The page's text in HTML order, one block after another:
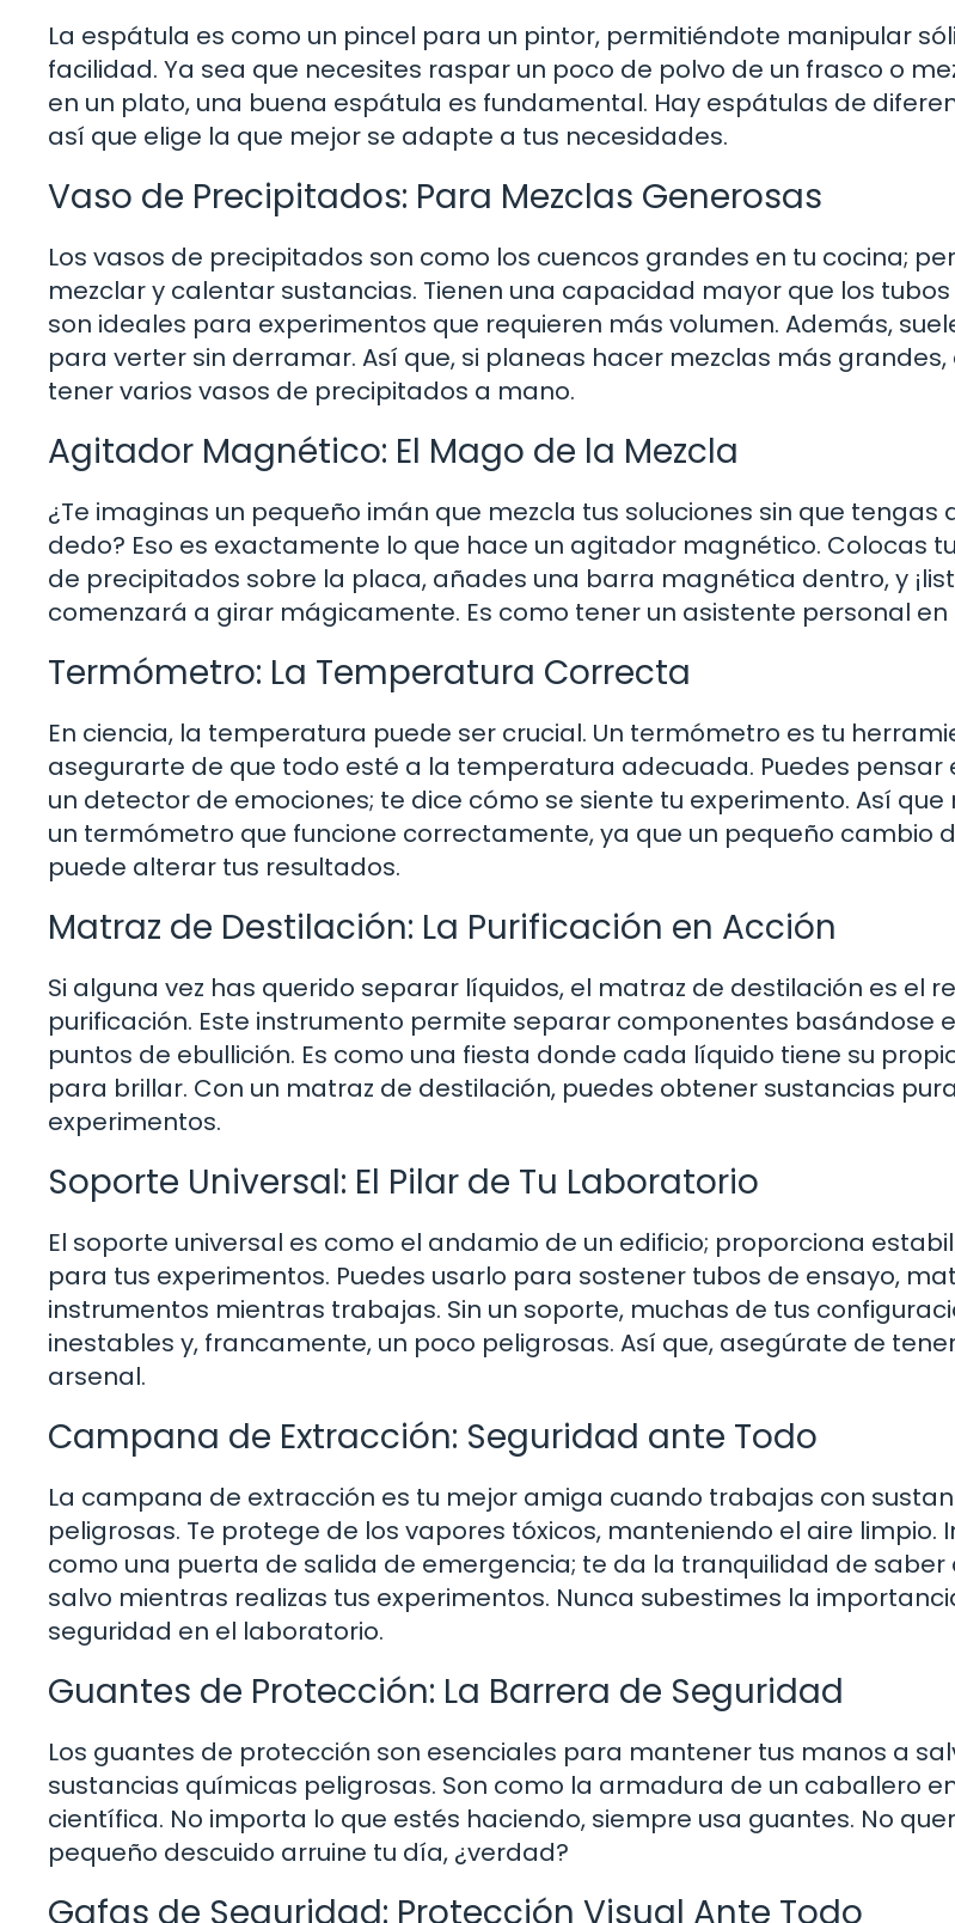
La espátula es como un pincel para un pintor, permitiéndote manipular
facilidad. Ya sea que necesites raspar un poco de polvo de un frasco o
en un plato, una buena espátula es fundamental. Hay espátulas de
así que elige la que mejor se adapte a tus necesidades.
Vaso de Precipitados: Para Mezclas Generosas
Los vasos de precipitados son como los cuencos grandes en tu cocina;
mezclar y calentar sustancias. Tienen una capacidad mayor que los
son ideales para experimentos que requieren más volumen. Además,
para verter sin derramar. Así que, si planeas hacer mezclas más
tener varios vasos de precipitados a mano.
Agitador Magnético: El Mago de la Mezcla
¿Te imaginas un pequeño imán que mezcla tus soluciones sin que tengas
dedo? Eso es exactamente lo que hace un agitador magnético. Colocas
de precipitados sobre la placa, añades una barra magnética dentro, y
comenzará a girar mágicamente. Es como tener un asistente personal
Termómetro: La Temperatura Correcta
En ciencia, la temperatura puede ser crucial. Un termómetro es tu
asegurarte de que todo esté a la temperatura adecuada. Puedes pensar
un detector de emociones; te dice cómo se siente tu experimento. Así que
un termómetro que funcione correctamente, ya que un pequeño cambio
puede alterar tus resultados.
Matraz de Destilación: La Purificación en Acción
Si alguna vez has querido separar líquidos, el matraz de destilación es el
purificación. Este instrumento permite separar componentes basándose
puntos de ebullición. Es como una fiesta donde cada líquido tiene su
para brillar. Con un matraz de destilación, puedes obtener sustancias
experimentos.
Soporte Universal: El Pilar de Tu Laboratorio
El soporte universal es como el andamio de un edificio; proporciona
para tus experimentos. Puedes usarlo para sostener tubos de ensayo,
instrumentos mientras trabajas. Sin un soporte, muchas de tus
inestables y, francamente, un poco peligrosas. Así que, asegúrate de
arsenal.
Campana de Extracción: Seguridad ante Todo
La campana de extracción es tu mejor amiga cuando trabajas con
peligrosas. Te protege de los vapores tóxicos, manteniendo el aire limpio.
como una puerta de salida de emergencia; te da la tranquilidad de saber
salvo mientras realizas tus experimentos. Nunca subestimes la
seguridad en el laboratorio.
Guantes de Protección: La Barrera de Seguridad
Los guantes de protección son esenciales para mantener tus manos a
sustancias químicas peligrosas. Son como la armadura de un caballero
científica. No importa lo que estés haciendo, siempre usa guantes. No
pequeño descuido arruine tu día, ¿verdad?
Gafas de Seguridad: Protección Visual Ante Todo